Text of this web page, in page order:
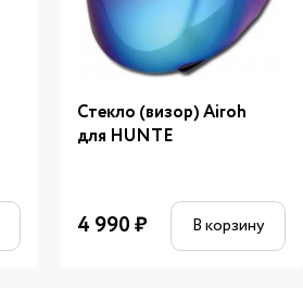
Стекло (визор) Airoh
для HUNTE
4 990₽ В корзину